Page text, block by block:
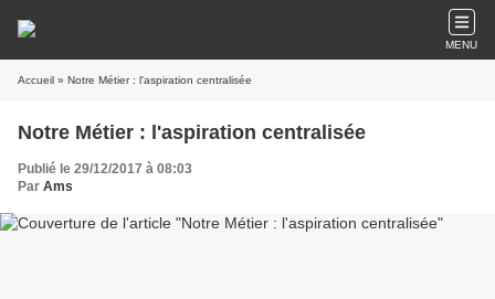
MENU
Accueil » Notre Métier : l'aspiration centralisée
Notre Métier : l'aspiration centralisée
Publié le 29/12/2017 à 08:03
Par Ams